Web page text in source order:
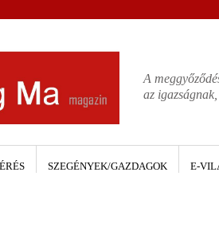
A
az
SZEGÉNYEK/GAZDAGOK E-